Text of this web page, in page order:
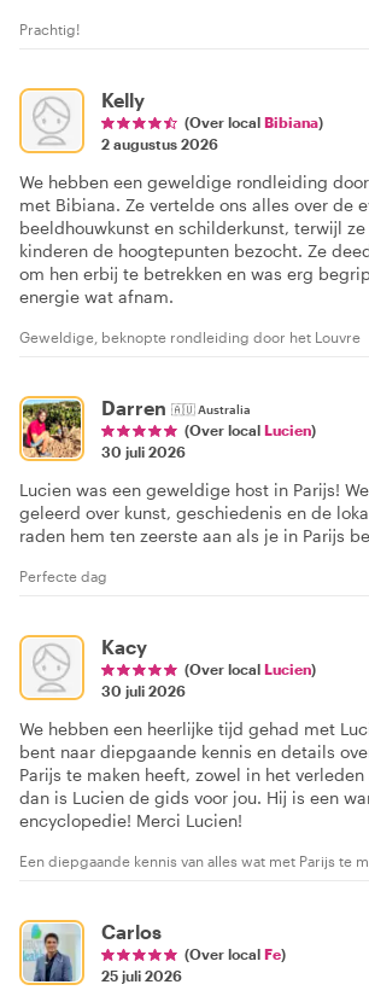
Prachtig!
Kelly
(Over local Bibiana)
2 augustus 2026
We hebben een geweldige rondleiding
met Bibiana. Ze vertelde ons alles over de
beeldhouwkunst en schilderkunst, terwijl
kinderen de hoogtepunten bezocht. Ze
om hen erbij te betrekken en was erg
energie wat afnam.
Geweldige, beknopte rondleiding door het Louvre
Darren 🇦🇺Australia
(Over local Lucien)
30 juli 2026
Lucien was een geweldige host in Parijs!
geleerd over kunst, geschiedenis en de
raden hem ten zeerste aan als je in Parijs
Perfecte dag
Kacy
(Over local Lucien)
30 juli 2026
We hebben een heerlijke tijd gehad met
bent naar diepgaande kennis en details
Parijs te maken heeft, zowel in het
dan is Lucien de gids voor jou. Hij is een
encyclopedie! Merci Lucien!
Een diepgaande kennis van alles wat met Parijs te
Carlos
(Over local Fe)
25 juli 2026